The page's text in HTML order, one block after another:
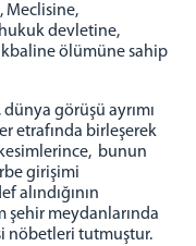
Meclisine,
devletine,
ölümüne sahip
görüşü ayrımı
etrafında birleşerek
bunun
girişimi
alındığının
meydanlarında
nöbetleri tutmuştur.